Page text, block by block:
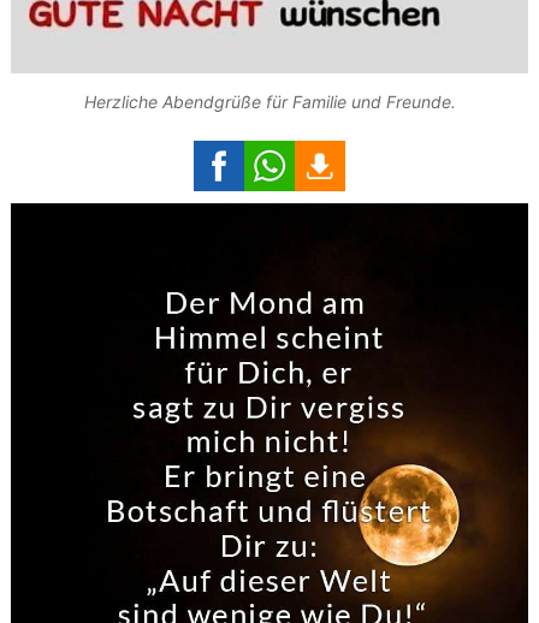
Herzliche Abendgrüße für Familie und Freunde.